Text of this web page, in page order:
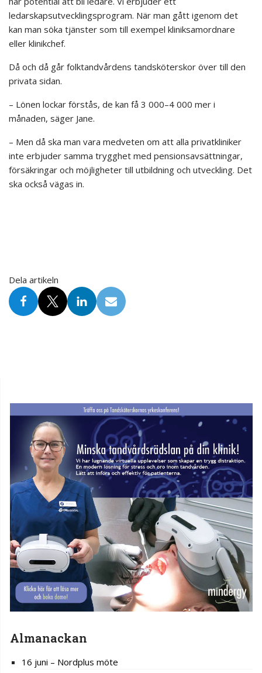
ledarskapsutvecklingsprogram. När man gått igenom det
kan man söka tjänster som till exempel kliniksamordnare
eller klinikchef.
Då och då går folktandvårdens tandsköterskor över till den
privata sidan.
– Lönen lockar förstås, de kan få 3 000–4 000 mer i
månaden, säger Jane.
– Men då ska man vara medveten om att alla privatkliniker
inte erbjuder samma trygghet med pensionsavsättningar,
försäkringar och möjligheter till utbildning och utveckling. Det
ska också vägas in.
Dela artikeln
Almanackan
16 juni – Nordplus möte